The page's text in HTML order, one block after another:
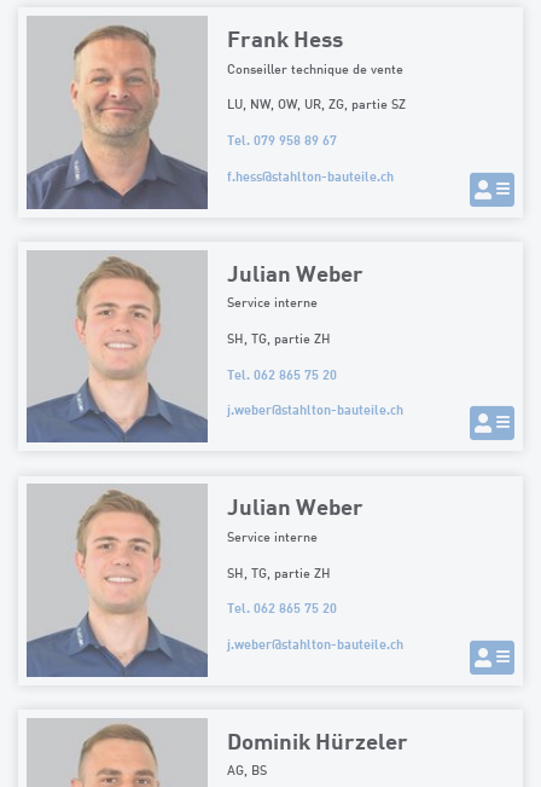
Frank Hess
Conseiller technique de vente
LU, NW, OW, UR, ZG, partie SZ
Tel. 079 958 89 67
f.hess@stahlton-bauteile.ch
Julian Weber
Service interne
SH, TG, partie ZH
Tel. 062 865 75 20
j.weber@stahlton-bauteile.ch
Julian Weber
Service interne
SH, TG, partie ZH
Tel. 062 865 75 20
j.weber@stahlton-bauteile.ch
Dominik Hürzeler
AG, BS